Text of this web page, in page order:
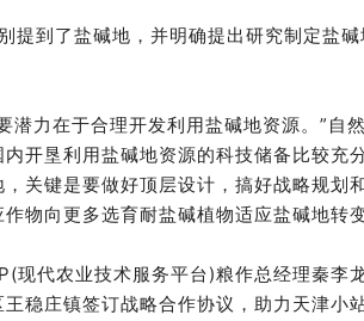
提到了盐碱地，并明确提出研究制定盐
力在于合理开发利用盐碱地资源。”自
开垦利用盐碱地资源的科技储备比较充
关键是要做好顶层设计，搞好战略规划
物向更多选育耐盐碱植物适应盐碱地转变
现代农业技术服务平台)粮作总经理秦李
稳庄镇签订战略合作协议，助力天津小